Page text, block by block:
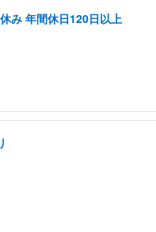
み 年間休日120日以上